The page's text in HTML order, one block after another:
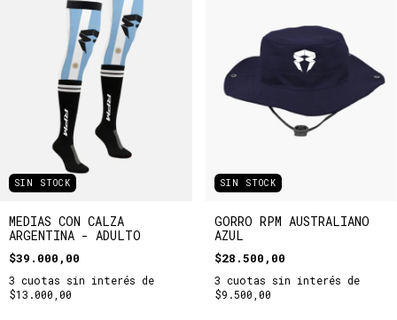
SIN STOCK
MEDIAS CON CALZA
ARGENTINA - ADULTO
$39.000,00
3 cuotas sin interés de
$13.000,00
SIN STOCK
GORRO RPM AUSTRALIANO
AZUL
$28.500,00
3 cuotas sin interés de
$9.500,00